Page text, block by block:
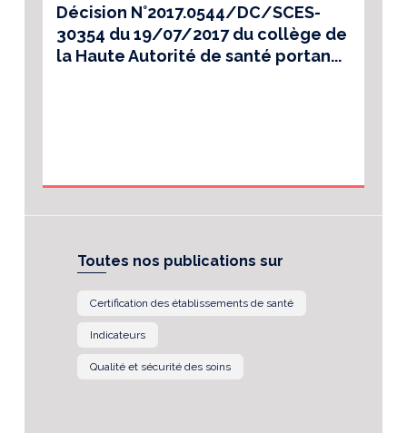
Décision N°2017.0544/DC/SCES-
30354 du 19/07/2017 du collège de
la Haute Autorité de santé portan...
Toutes nos publications sur
Certification des établissements de santé
Indicateurs
Qualité et sécurité des soins